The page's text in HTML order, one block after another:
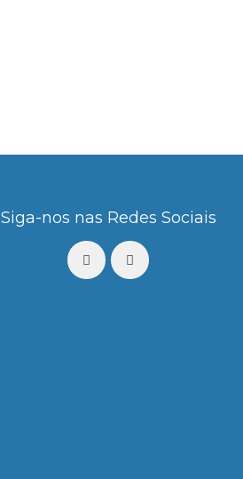
Siga-nos nas Redes Sociais